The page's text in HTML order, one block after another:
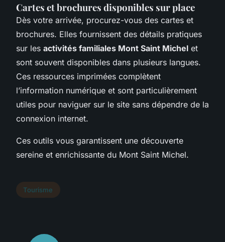
Cartes et brochures disponibles sur place
Dès votre arrivée, procurez-vous des cartes et
brochures. Elles fournissent des détails pratiques
sur les activités familiales Mont Saint Michel et
sont souvent disponibles dans plusieurs langues.
Ces ressources imprimées complètent
l’information numérique et sont particulièrement
utiles pour naviguer sur le site sans dépendre de la
connexion internet.
Ces outils vous garantissent une découverte
sereine et enrichissante du Mont Saint Michel.
Tourisme